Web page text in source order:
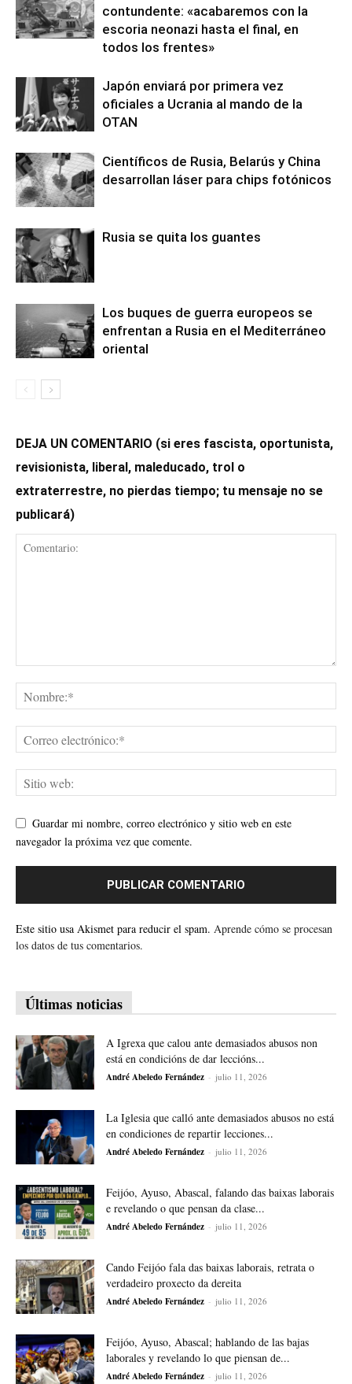
contundente: «acabaremos con la
escoria neonazi hasta el final, en
todos los frentes»
Japón enviará por primera vez
oficiales a Ucrania al mando de la
OTAN
Científicos de Rusia, Belarús y China
desarrollan láser para chips fotónicos
Rusia se quita los guantes
Los buques de guerra europeos se
enfrentan a Rusia en el Mediterráneo
oriental
DEJA UN COMENTARIO (si eres fascista, oportunista,
revisionista, liberal, maleducado, trol o
extraterrestre, no pierdas tiempo; tu mensaje no se
publicará)
Guardar mi nombre, correo electrónico y sitio web en este
navegador la próxima vez que comente.
Este sitio usa Akismet para reducir el spam. Aprende cómo se procesan
los datos de tus comentarios.
Últimas noticias
A Igrexa que calou ante demasiados abusos non
está en condicións de dar leccións...
André Abeledo Fernández - julio 11, 2026
La Iglesia que calló ante demasiados abusos no está
en condiciones de repartir lecciones...
André Abeledo Fernández - julio 11, 2026
Feijóo, Ayuso, Abascal, falando das baixas laborais
e revelando o que pensan da clase...
André Abeledo Fernández - julio 11, 2026
Cando Feijóo fala das baixas laborais, retrata o
verdadeiro proxecto da dereita
André Abeledo Fernández - julio 11, 2026
Feijóo, Ayuso, Abascal; hablando de las bajas
laborales y revelando lo que piensan de...
André Abeledo Fernández - julio 11, 2026